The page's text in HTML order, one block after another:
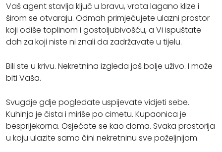
Vaš agent stavlja ključ u bravu, vrata lagano klize i
širom se otvaraju. Odmah primjećujete ulazni prostor
koji odiše toplinom i gostoljubivošću, a Vi ispuštate
dah za koji niste ni znali da zadržavate u tijelu.
Bili ste u krivu. Nekretnina izgleda još bolje uživo. I može
biti Vaša.
Svugdje gdje pogledate uspijevate vidjeti sebe.
Kuhinja je čista i miriše po cimetu. Kupaonica je
besprijekorna. Osjećate se kao doma. Svaka prostorija
u koju ulazite samo čini nekretninu sve poželjnijom.